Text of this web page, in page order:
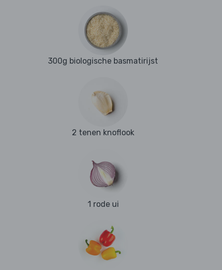
300g biologische basmatirijst
2 tenen knoflook
1 rode ui